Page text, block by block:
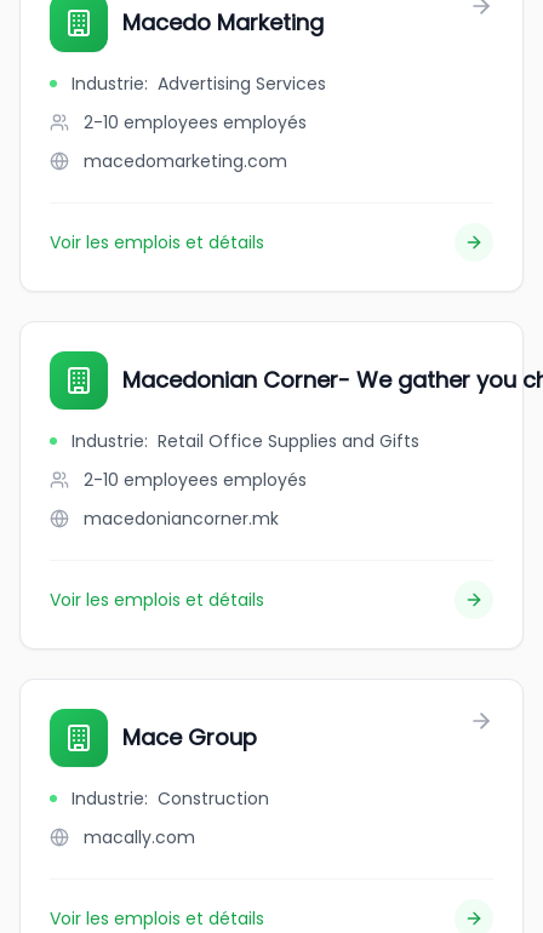
Macedo Marketing
Industrie: Advertising Services
2-10 employees employés
macedomarketing.com
Voir les emplois et détails
Macedonian Corner- We gather you
Industrie: Retail Office Supplies and Gifts
2-10 employees employés
macedoniancorner.mk
Voir les emplois et détails
Mace Group
Industrie: Construction
macally.com
Voir les emplois et détails